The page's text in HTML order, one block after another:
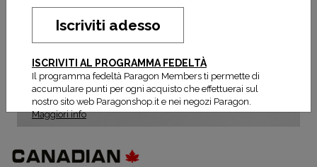
Iscriviti adesso
ISCRIVITI AL PROGRAMMA FEDELTÀ
Il programma fedeltà Paragon Members ti permette di
accumulare punti per ogni acquisto che effettuerai sul
nostro sito web Paragonshop.it e nei negozi Paragon.
Maggiori info